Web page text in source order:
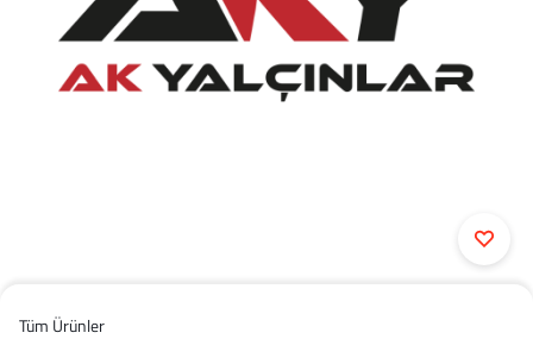
Tüm Ürünler